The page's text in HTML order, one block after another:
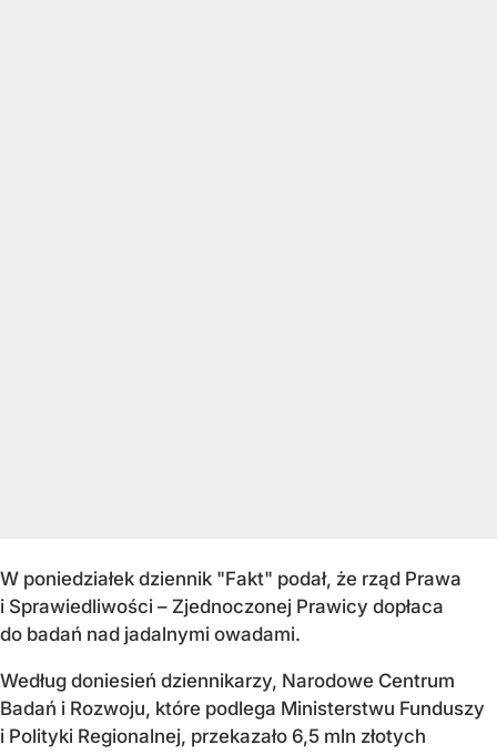
W poniedziałek dziennik "Fakt" podał, że rząd Prawa
i Sprawiedliwości – Zjednoczonej Prawicy dopłaca
do badań nad jadalnymi owadami.
Według doniesień dziennikarzy, Narodowe Centrum
Badań i Rozwoju, które podlega Ministerstwu Funduszy
i Polityki Regionalnej, przekazało 6,5 mln złotych